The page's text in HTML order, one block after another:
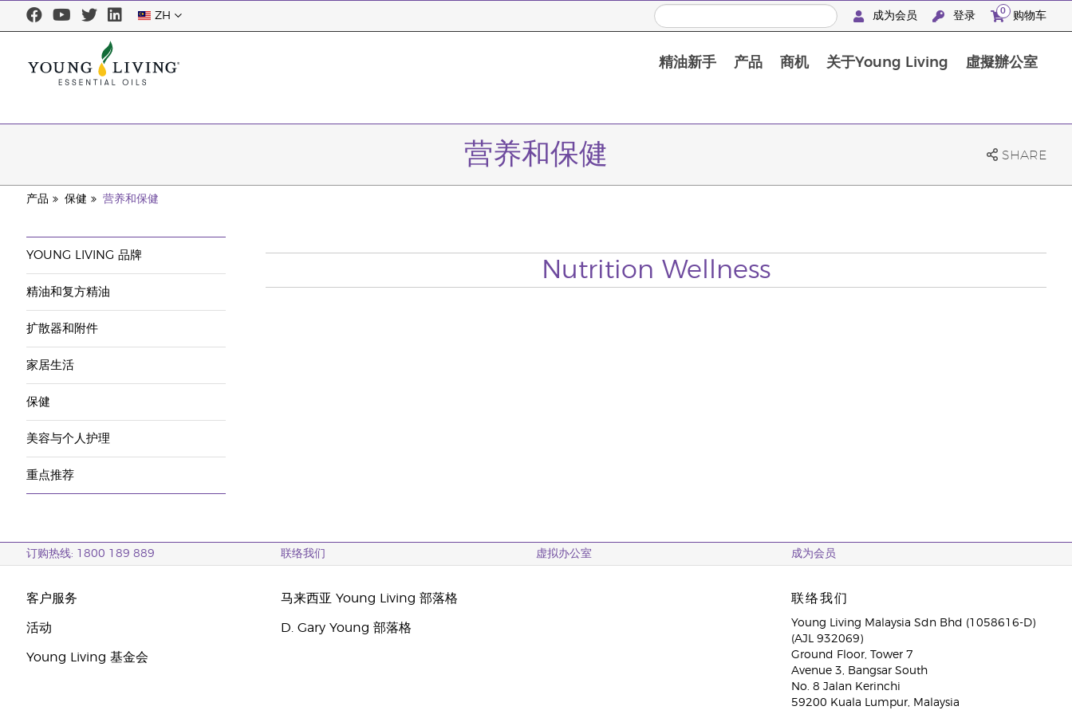
ZH 成为会员 登录 0 购物车
精油新手 产品 商机 关于Young Living 虛擬辦公室
营养和保健 SHARE
产品 保健 营养和保健
YOUNG LIVING 品牌
精油和复方精油
扩散器和附件
家居生活
保健
美容与个人护理
重点推荐
Nutrition Wellness
订购热线: 1800 189 889 联络我们 虚拟办公室 成为会员
客户服务
活动
Young Living 基金会
马来西亚 Young Living 部落格
D. Gary Young 部落格
联络我们
Young Living Malaysia Sdn Bhd (1058616-D)
(AJL 932069)
Ground Floor, Tower 7
Avenue 3, Bangsar South
No. 8 Jalan Kerinchi
59200 Kuala Lumpur, Malaysia